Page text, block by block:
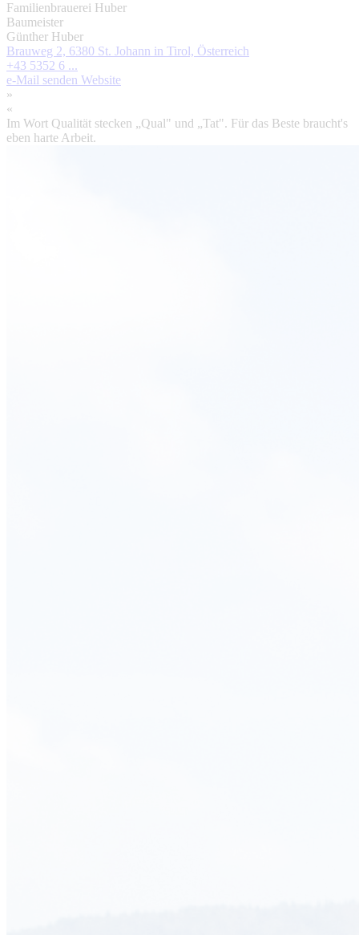
Familienbrauerei Huber
Baumeister
Günther Huber
Brauweg 2, 6380 St. Johann in Tirol, Österreich
+43 5352 6 ...
e-Mail senden Website
»
«
Im Wort Qualität stecken „Qual" und „Tat". Für das Beste braucht's
eben harte Arbeit.